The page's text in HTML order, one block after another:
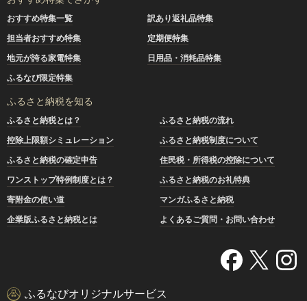
おすすめ特集一覧
訳あり返礼品特集
担当者おすすめ特集
定期便特集
地元が誇る家電特集
日用品・消耗品特集
ふるなび限定特集
ふるさと納税を知る
ふるさと納税とは？
ふるさと納税の流れ
控除上限額シミュレーション
ふるさと納税制度について
ふるさと納税の確定申告
住民税・所得税の控除について
ワンストップ特例制度とは？
ふるさと納税のお礼特典
寄附金の使い道
マンガふるさと納税
企業版ふるさと納税とは
よくあるご質問・お問い合わせ
ふるなびオリジナルサービス